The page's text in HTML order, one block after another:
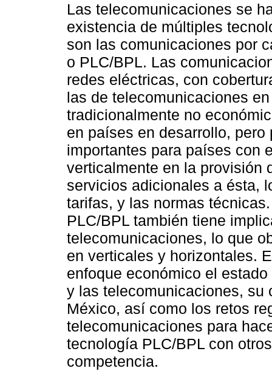
Las telecomunicaciones se
existencia de múltiples
son las comunicaciones por
o PLC/BPL. Las
redes eléctricas, con
las de telecomunicaciones
tradicionalmente no
en países en desarrollo,
importantes para países con
verticalmente en la provisión
servicios adicionales a ésta,
tarifas, y las normas
PLC/BPL también tiene
telecomunicaciones, lo que
en verticales y horizontales.
enfoque económico el
y las telecomunicaciones, su
México, así como los retos
telecomunicaciones para
tecnología PLC/BPL con
competencia.